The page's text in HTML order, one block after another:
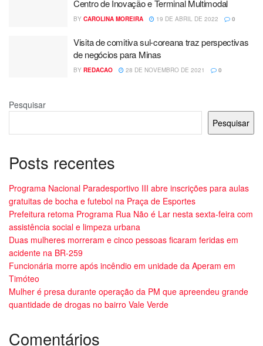
Centro de Inovação e Terminal Multimodal
BY CAROLINA MOREIRA 19 DE ABRIL DE 2022 0
Visita de comitiva sul-coreana traz perspectivas
de negócios para Minas
BY REDACAO 28 DE NOVEMBRO DE 2021 0
Pesquisar
Pesquisar
Posts recentes
Programa Nacional Paradesportivo III abre inscrições para aulas
gratuitas de bocha e futebol na Praça de Esportes
Prefeitura retoma Programa Rua Não é Lar nesta sexta-feira com
assistência social e limpeza urbana
Duas mulheres morreram e cinco pessoas ficaram feridas em
acidente na BR-259
Funcionária morre após incêndio em unidade da Aperam em
Timóteo
Mulher é presa durante operação da PM que apreendeu grande
quantidade de drogas no bairro Vale Verde
Comentários